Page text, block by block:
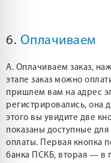
6. Оплачиваем
А. Оплачиваем заказ,
этапе заказ можно
пришлем вам на адрес
регистрировались, она
этого вы увидите две
показаны доступные
оплаты. Первая кнопка
банка ПСКБ, вторая — в